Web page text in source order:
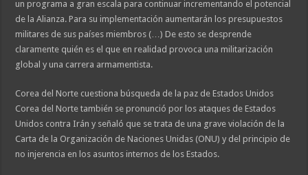
un programa a gran escala para continuar incrementando el potencial
de la Alianza. Para su implementación aumentarán los presupuestos
militares de sus países miembros (…) De esto se desprende
claramente quién es el que en realidad provoca una militarización
global y una carrera armamentista.
Corea del Norte cuestiona búsqueda de la paz de Estados Unidos
Corea del Norte también se pronunció por los ataques de Estados
Unidos contra Irán y señaló que se trata de una grave violación de la
Carta de la Organización de Naciones Unidas (ONU) y del principio de
no injerencia en los asuntos internos de los Estados.